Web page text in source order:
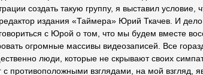
создать такую группу, я выставил условие,
издания «Таймера» Юрий Ткачев. И
с Юрой о том, что мы будем вместе
огромные массивы видеозаписей. Все
люди, которые не скрывают своих
с противоположными взглядами, на мой взгляд,